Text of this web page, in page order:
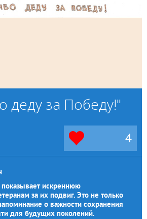
деду за Победу!"
4
показывает искреннюю
за их подвиг. Это не только
о важности сохранения
для будущих поколений.